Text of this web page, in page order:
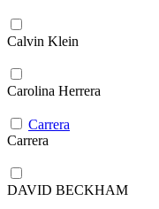
Calvin Klein
Carolina Herrera
Carrera
Carrera
DAVID BECKHAM